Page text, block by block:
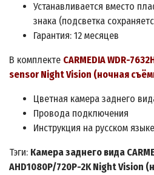
Устанавливается вместо
знака (подсветка
Гарантия: 12 месяцев
В комплекте CARMEDIA WDR-
sensor Night Vision (ночная
Цветная камера заднего
Провода подключения
Инструкция на русском
Тэги: Камера заднего вида
AHD1080P/720P-2K Night Vision